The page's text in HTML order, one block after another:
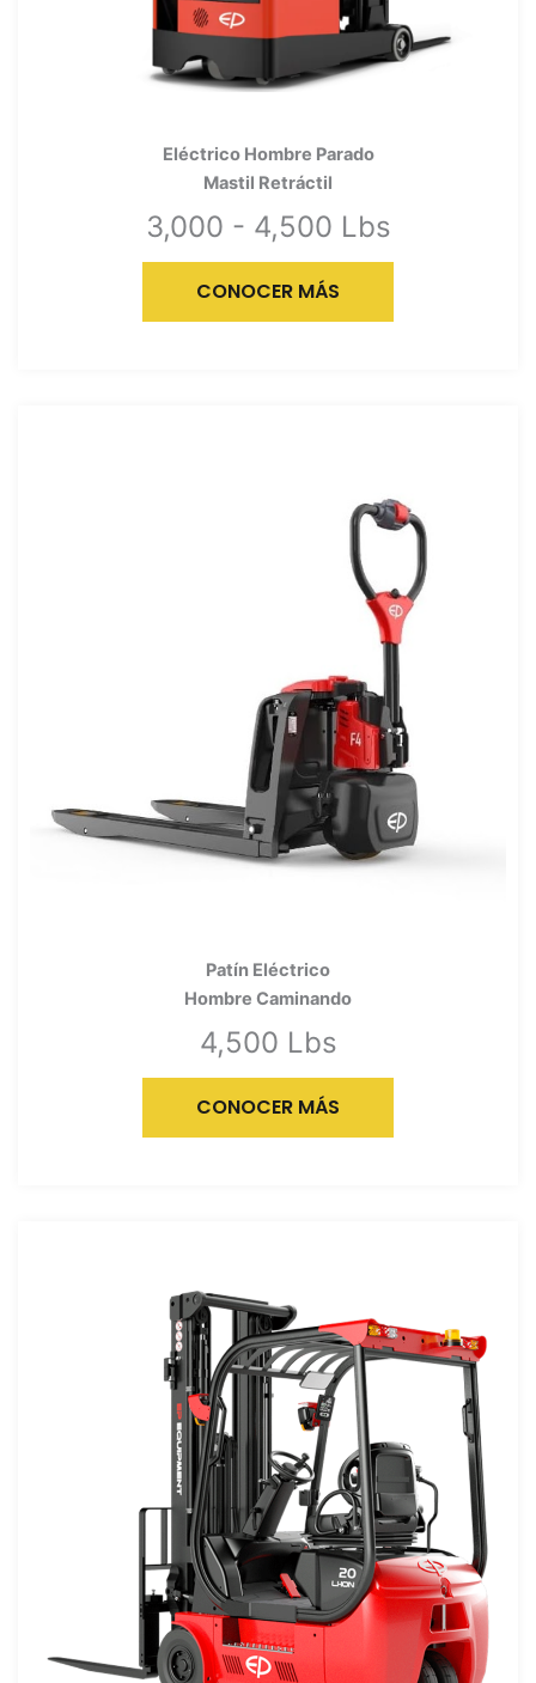
Eléctrico Hombre Parado
Mastil Retráctil
3,000 - 4,500 Lbs
CONOCER MÁS
Patín Eléctrico
Hombre Caminando
4,500 Lbs
CONOCER MÁS